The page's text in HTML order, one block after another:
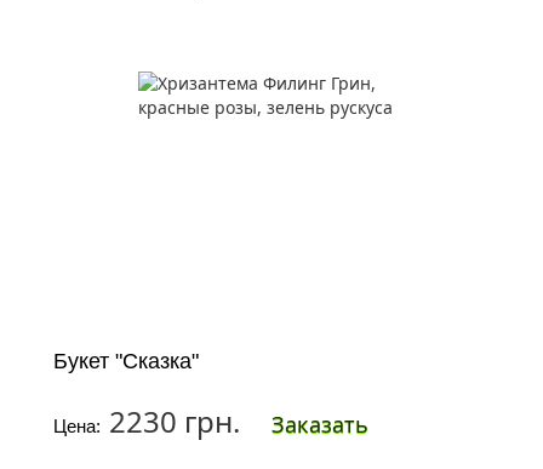
Букет "Сказка"
Цена: 2230 грн. Заказать